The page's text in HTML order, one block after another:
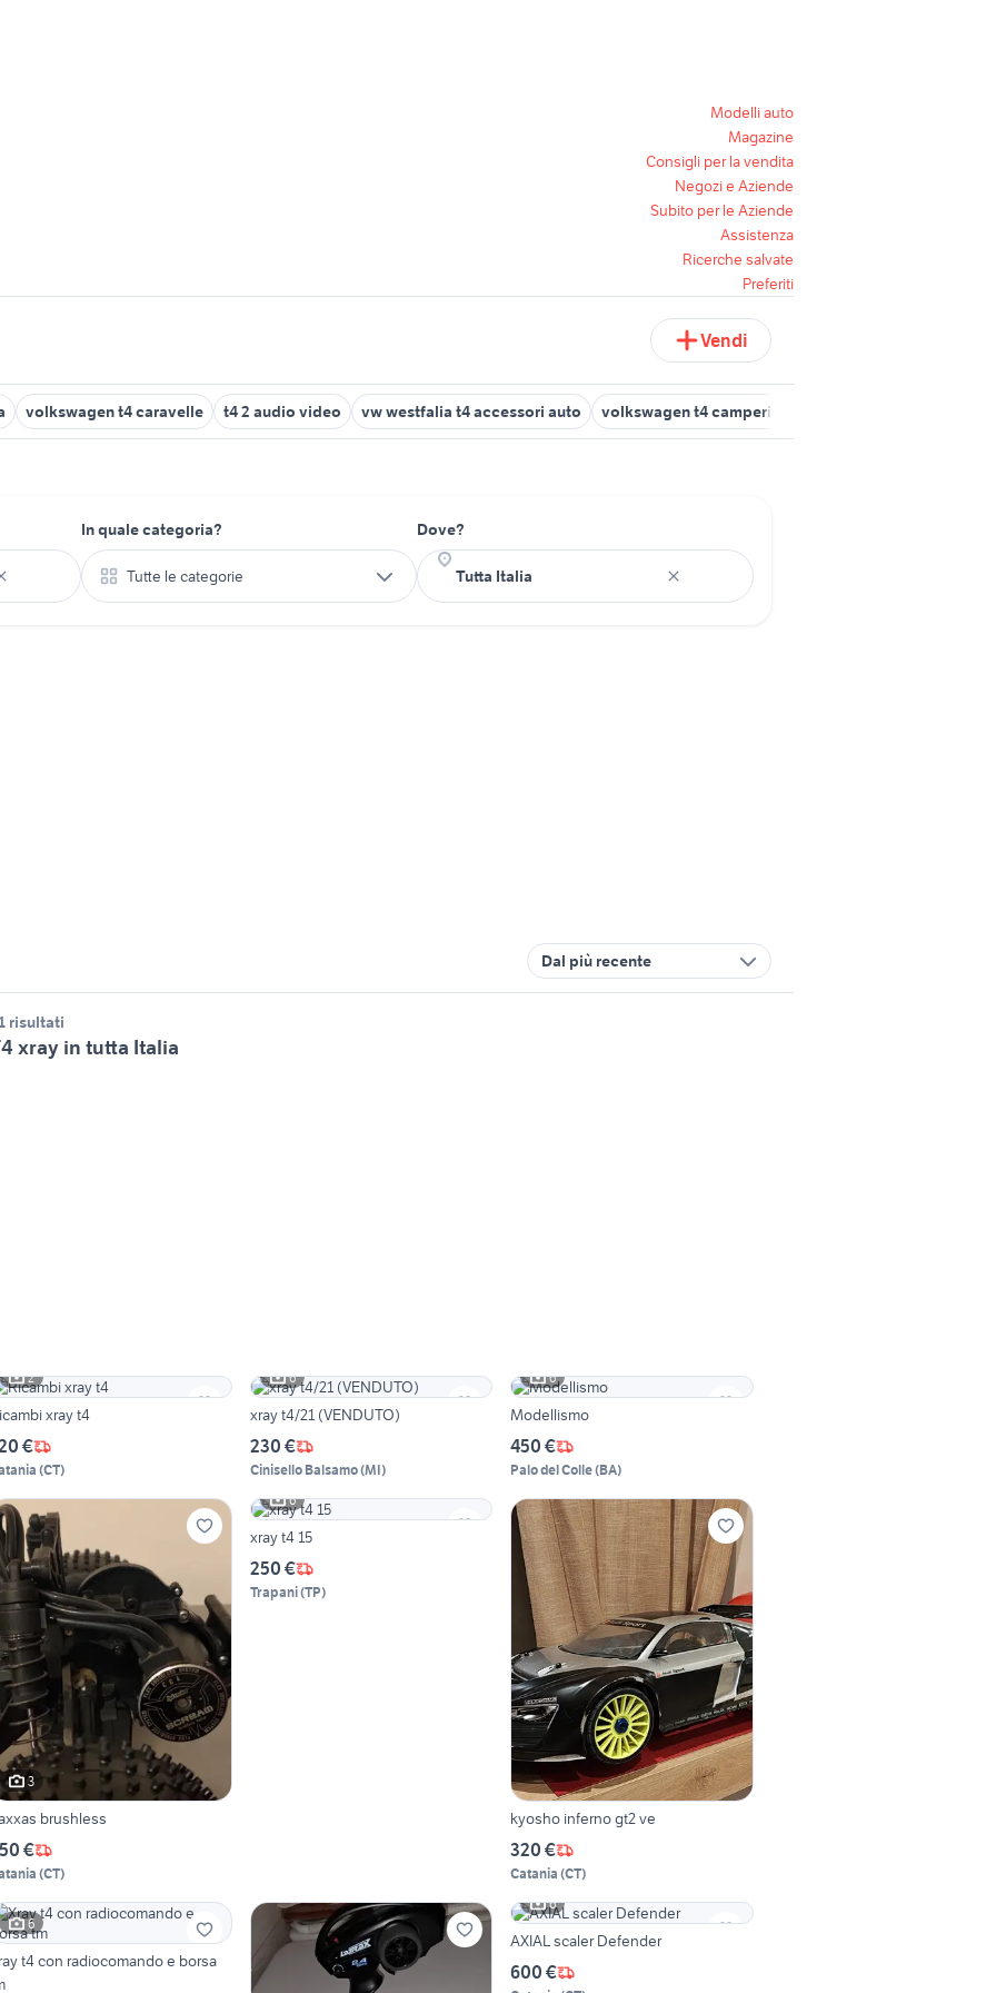
Modelli auto
Magazine
Consigli per la vendita
Negozi e Aziende
Subito per le Aziende
Assistenza
Ricerche salvate
Preferiti
Vendi
volkswagen t4 caravelle t4 2 audio video vw westfalia t4 accessori auto volkswagen t4 camperizzato camper
In quale categoria?
Tutte le categorie
Dove?
Dal più recente
risultati
xray in tutta Italia
2
xray t4
€
(CT)
6
xray t4/21 (VENDUTO)
230 €
Cinisello Balsamo(MI)
6
Modellismo
450 €
Palo del Colle(BA)
3
brushless
€
(CT)
6
xray t4 15
250 €
Trapani(TP)
kyosho inferno gt2 ve
320 €
Catania (CT)
6
t4 con radiocomando e borsa
6
AXIAL scaler Defender
600 €